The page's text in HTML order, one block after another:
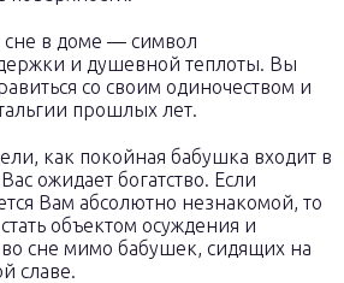
сне в доме — символ
и душевной теплоты. Вы
со своим одиночеством и
прошлых лет.
как покойная бабушка входит в
ожидает богатство. Если
Вам абсолютно незнакомой, то
объектом осуждения и
сне мимо бабушек, сидящих на
славе.